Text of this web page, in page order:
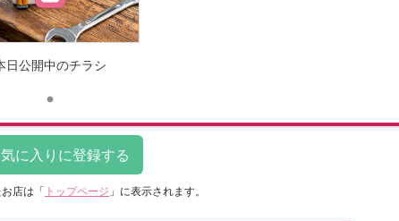
日公開中のチラシ
店は 「 トップページ 」に表示されます。